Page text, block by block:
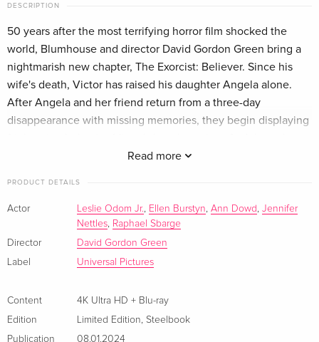
Collector's Edition, 4K Ultra HD + Blu-ray
CHF 39.50
German
Limited Edition, Steelbook
CHF 29.50
Limited Edition, Steelbook, 4K Ultra HD + Blu-
ray
Italian
DESCRIPTION
Read more
50 years after the most terrifying horror film shocked the
world, Blumhouse and director David Gordon Green bring a
nightmarish new chapter, The Exorcist: Believer. Since his
wife's death, Victor has raised his daughter Angela alone.
After Angela and her friend return from a three-day
disappearance with missing memories, they begin displaying
person who has seen anything like this before: Chris
PRODUCT DETAILS
Actor Leslie Odom Jr., Ellen Burstyn, Ann Dowd , Jennifer
Nettles, Raphael Sbarge
Director
David Gordon Green
Label
Universal Pictures
Content
4K Ultra HD + Blu-ray
Edition
Limited Edition, Steelbook
Publication
08.01.2024